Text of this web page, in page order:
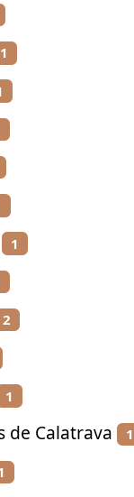
1
1
2
1
de Calatrava 1